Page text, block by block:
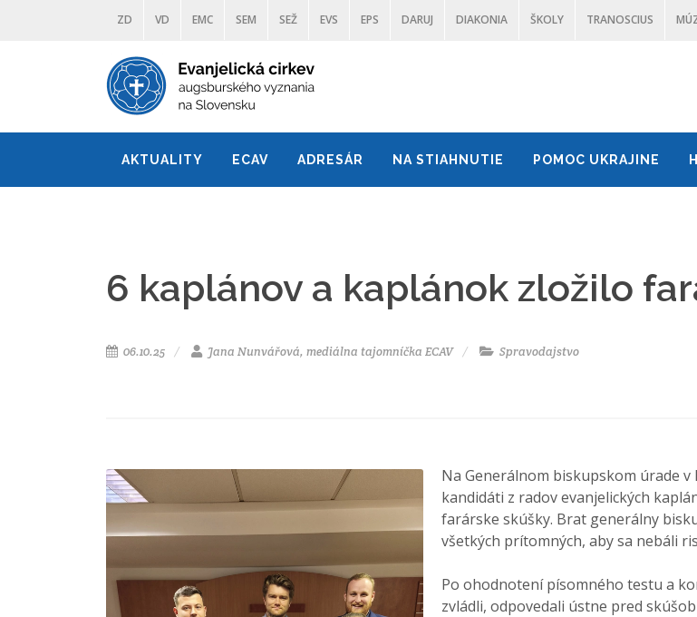
ZD VD EMC SEM SEŽ EVS EPS DARUJ DIAKONIA ŠKOLY TRANOSCIUS
AKTUALITY ECAV ADRESÁR NA STIAHNUTIE POMOC UKRAJINE
6 kaplánov a kaplánok zložilo
06.10.25 Jana Nunvářová, mediálna tajomníčka ECAV Spravodajstvo
Na Generálnom biskupskom úrade
kandidáti z radov evanjelických
farárske skúšky. Brat generálny
všetkých prítomných, aby sa nebáli
Po ohodnotení písomného testu a
zvládli, odpovedali ústne pred